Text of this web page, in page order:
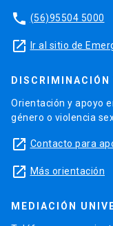
phone (56)95504 5000
launch Ir al sitio de
Orientación y apoyo
género o violencia
launch Contacto para
launch Más orientación
MEDIACIÓN